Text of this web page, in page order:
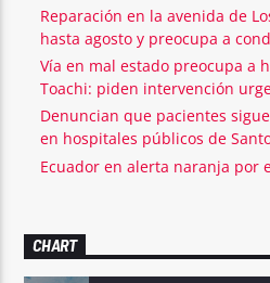
Reparación en la avenida de
hasta agosto y preocupa a
Vía en mal estado preocupa a
Toachi: piden intervención
Denuncian que pacientes
en hospitales públicos de
Ecuador en alerta naranja por
CHART